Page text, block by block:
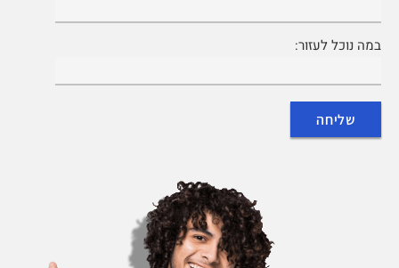
במה נוכל לעזור: